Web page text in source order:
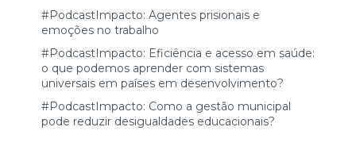
#PodcastImpacto: Agentes prisionais e
emoções no trabalho
#PodcastImpacto: Eficiência e acesso em saúde:
o que podemos aprender com sistemas
universais em países em desenvolvimento?
#PodcastImpacto: Como a gestão municipal
pode reduzir desigualdades educacionais?